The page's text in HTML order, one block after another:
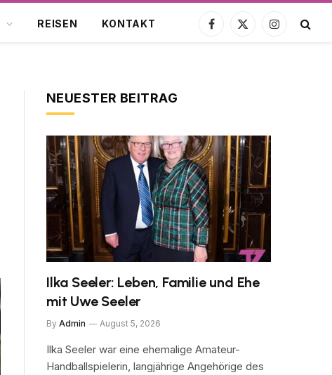
REISEN KONTAKT
Facebook
X
Instagram
NEUESTER BEITRAG
Ilka Seeler: Leben, Familie und Ehe
mit Uwe Seeler
By Admin August 5, 2026
Ilka Seeler war eine ehemalige Amateur-
Handballspielerin, langjährige Angehörige des